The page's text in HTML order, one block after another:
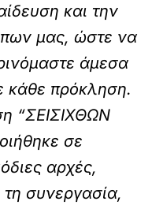
και την
μας, ώστε να
άμεσα
κάθε πρόκληση.
“ΣΕΙΣΙΧΘΩΝ
σε
αρχές,
συνεργασία,